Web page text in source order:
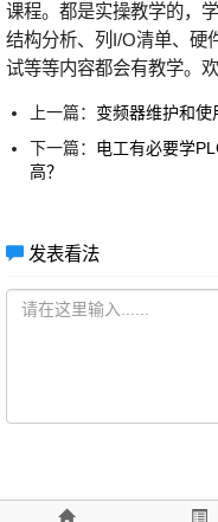
课程。都是实操教学的，
结构分析、列I/O清单、硬
试等等内容都会有教学。欢
上一篇： 变频器维护和使
下一篇： 电工有必要学
高？
发表看法